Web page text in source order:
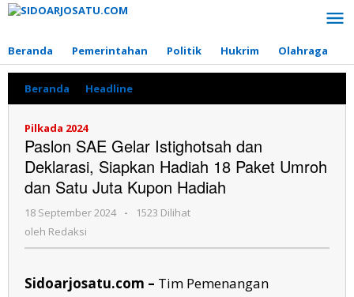
Lewati
Beranda
Pemerintahan Politik Hukrim Olahraga
Beranda Headline
SAE
dan
Deklarasi,
Siapkan
Hadiah
18
dan
Juta
Pilkada 2024
Paslon SAE Gelar Istighotsah dan
Deklarasi, Siapkan Hadiah 18 Paket Umroh
dan Satu Juta Kupon Hadiah
18 September 2024
oleh
-
1523 Dilihat
oleh Redaksi
Sidoarjosatu.com – Tim Pemenangan